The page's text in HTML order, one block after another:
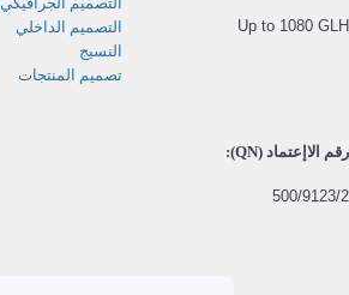
التصميم الداخلي
النسيج
تصميم المنتجات
Up to 1080 GLH
رقم الاإعتماد (QN):
500/9123/2